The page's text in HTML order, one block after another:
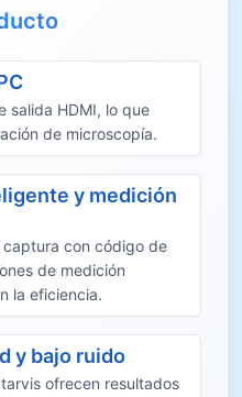
salida HDMI, lo que
de microscopía.
y medición
con código de
de medición
la eficiencia.
y bajo ruido
ofrecen resultados